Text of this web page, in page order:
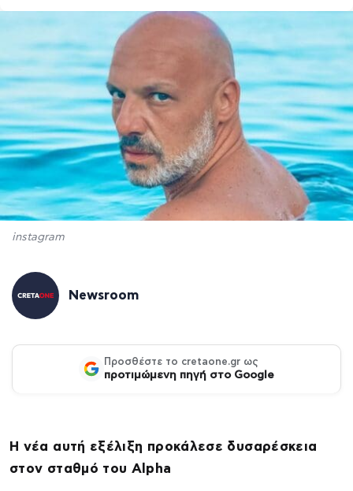
instagram
Newsroom
Προσθέστε το cretaone.gr ως
προτιμώμενη πηγή στο Google
Η νέα αυτή εξέλιξη προκάλεσε δυσαρέσκεια
στον σταθμό του Alpha